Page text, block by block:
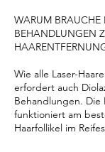
WARUM BRAUCHE
BEHANDLUNGEN
Wie alle Laser-
erfordert auch
Behandlungen. Die
funktioniert am
Haarfollikel im